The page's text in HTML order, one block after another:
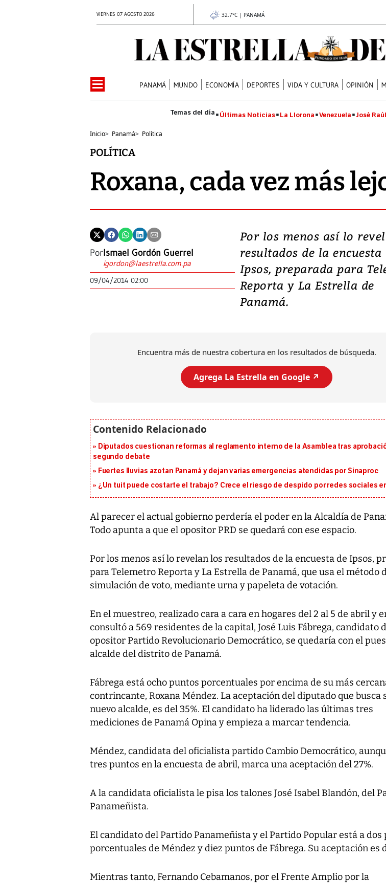
VIERNES 07 AGOSTO 2026 32.7°C | PANAMÁ
PANAMÁ MUNDO ECONOMÍA DEPORTES VIDA Y CULTURA OPINIÓN
Últimas Noticias La Llorona Venezuela José
Inicio> Panamá> Política
POLÍTICA
Roxana, cada vez más
PorIsmael Gordón Guerrel
igordon@laestrella.com.pa
09/04/2014 02:00
Por los menos así lo
resultados de la encuesta
Ipsos, preparada para
Reporta y La Estrella de
Panamá.
Encuentra más de nuestra cobertura en los resultados de búsqueda.
Agrega La Estrella en Google ↗️
Diputados cuestionan reformas al reglamento interno de la Asamblea tras
segundo debate
Fuertes lluvias azotan Panamá y dejan varias emergencias atendidas por Sinaproc
¿Un tuit puede costarte el trabajo? Crece el riesgo de despido por redes sociales
Al parecer el actual gobierno perdería el poder en la Alcaldía de
Todo apunta a que el opositor PRD se quedará con ese espacio.
Por los menos así lo revelan los resultados de la encuesta de Ipsos,
para Telemetro Reporta y La Estrella de Panamá, que usa el método
simulación de voto, mediante urna y papeleta de votación.
En el muestreo, realizado cara a cara en hogares del 2 al 5 de abril y
consultó a 569 residentes de la capital, José Luis Fábrega, candidato
opositor Partido Revolucionario Democrático, se quedaría con el
alcalde del distrito de Panamá.
Fábrega está ocho puntos porcentuales por encima de su más
contrincante, Roxana Méndez. La aceptación del diputado que busca
nuevo alcalde, es del 35%. El candidato ha liderado las últimas tres
mediciones de Panamá Opina y empieza a marcar tendencia.
Méndez, candidata del oficialista partido Cambio Democrático,
tres puntos en la encuesta de abril, marca una aceptación del 27%.
A la candidata oficialista le pisa los talones José Isabel Blandón, del
Panameñista.
El candidato del Partido Panameñista y el Partido Popular está a dos
porcentuales de Méndez y diez puntos de Fábrega. Su aceptación es
Mientras tanto, Fernando Cebamanos, por el Frente Amplio por la
Video: Lula lanza
candidatura con
promesas de
en defensa,
Entre recuerdos y escuetas
da Silva, oficializó este